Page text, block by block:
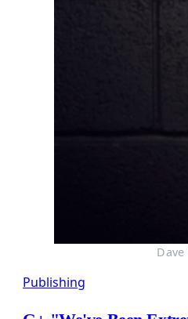
Publishing